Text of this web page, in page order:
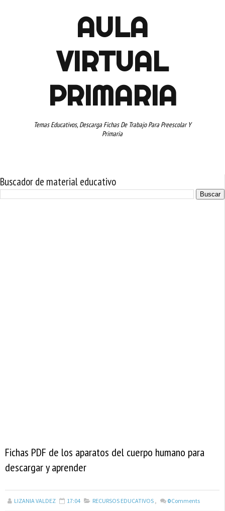
AULA
VIRTUAL
PRIMARIA
Temas Educativos, Descarga Fichas De Trabajo Para Preescolar Y
Primaria
Buscador de material educativo
Fichas PDF de los aparatos del cuerpo humano para
descargar y aprender
LIZANIA VALDEZ 17:04 RECURSOS EDUCATIVOS , 0 Comments